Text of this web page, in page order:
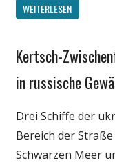
WEITERLESEN
Gesellschaft
Wissenschaft
Kertsch-
in russische
Drei Schiffe der
Bereich der
Schwarzen Meer